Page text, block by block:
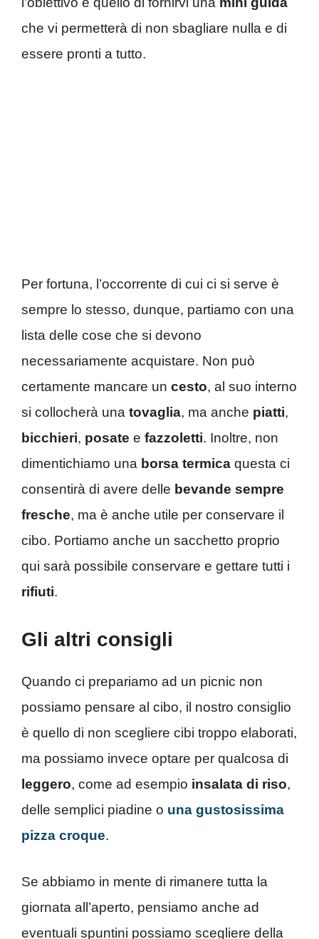
che vi permetterà di non sbagliare nulla e di
essere pronti a tutto.
Per fortuna, l’occorrente di cui ci si serve è
sempre lo stesso, dunque, partiamo con una
lista delle cose che si devono
necessariamente acquistare. Non può
certamente mancare un cesto, al suo interno
si collocherà una tovaglia, ma anche piatti,
bicchieri, posate e fazzoletti. Inoltre, non
dimentichiamo una borsa termica questa ci
consentirà di avere delle bevande sempre
fresche, ma è anche utile per conservare il
cibo. Portiamo anche un sacchetto proprio
qui sarà possibile conservare e gettare tutti i
rifiuti.
Gli altri consigli
Quando ci prepariamo ad un picnic non
possiamo pensare al cibo, il nostro consiglio
è quello di non scegliere cibi troppo elaborati,
ma possiamo invece optare per qualcosa di
leggero, come ad esempio insalata di riso,
delle semplici piadine o una gustosissima
pizza croque.
Se abbiamo in mente di rimanere tutta la
giornata all’aperto, pensiamo anche ad
eventuali spuntini possiamo scegliere della